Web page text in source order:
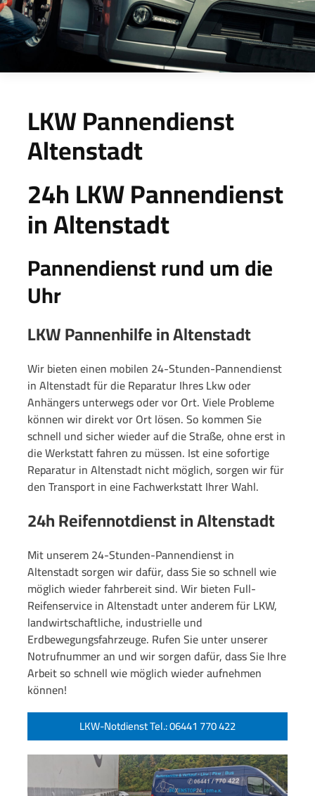
LKW Pannendienst
Altenstadt
24h LKW Pannendienst
in Altenstadt
Pannendienst rund um die
Uhr
LKW Pannenhilfe in Altenstadt
Wir bieten einen mobilen 24-Stunden-Pannendienst
in Altenstadt für die Reparatur Ihres Lkw oder
Anhängers unterwegs oder vor Ort. Viele Probleme
können wir direkt vor Ort lösen. So kommen Sie
schnell und sicher wieder auf die Straße, ohne erst in
die Werkstatt fahren zu müssen. Ist eine sofortige
Reparatur in Altenstadt nicht möglich, sorgen wir für
den Transport in eine Fachwerkstatt Ihrer Wahl.
24h Reifennotdienst in Altenstadt
Mit unserem 24-Stunden-Pannendienst in
Altenstadt sorgen wir dafür, dass Sie so schnell wie
möglich wieder fahrbereit sind. Wir bieten Full-
Reifenservice in Altenstadt unter anderem für LKW,
landwirtschaftliche, industrielle und
Erdbewegungsfahrzeuge. Rufen Sie unter unserer
Notrufnummer an und wir sorgen dafür, dass Sie Ihre
Arbeit so schnell wie möglich wieder aufnehmen
können!
LKW-Notdienst Tel.: 06441 770 422